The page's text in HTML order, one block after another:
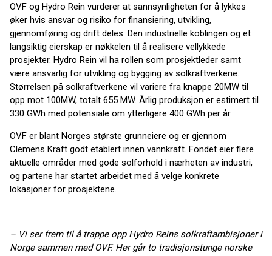
OVF og Hydro Rein vurderer at sannsynligheten for å lykkes
øker hvis ansvar og risiko for finansiering, utvikling,
gjennomføring og drift deles. Den industrielle koblingen og et
langsiktig eierskap er nøkkelen til å realisere vellykkede
prosjekter. Hydro Rein vil ha rollen som prosjektleder samt
være ansvarlig for utvikling og bygging av solkraftverkene.
Størrelsen på solkraftverkene vil variere fra knappe 20MW til
opp mot 100MW, totalt 655 MW. Årlig produksjon er estimert til
330 GWh med potensiale om ytterligere 400 GWh per år.
OVF er blant Norges største grunneiere og er gjennom
Clemens Kraft godt etablert innen vannkraft. Fondet eier flere
aktuelle områder med gode solforhold i nærheten av industri,
og partene har startet arbeidet med å velge konkrete
lokasjoner for prosjektene.
– Vi ser frem til å trappe opp Hydro Reins solkraftambisjoner i
Norge sammen med OVF. Her går to tradisjonstunge norske